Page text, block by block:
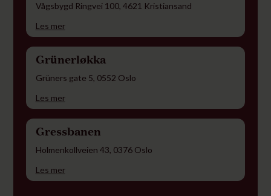
Vågsbygd Ringvei 100, 4621 Kristiansand
Les mer
Grünerløkka
Grüners gate 5, 0552 Oslo
Les mer
Gressbanen
Holmenkollveien 43, 0376 Oslo
Les mer